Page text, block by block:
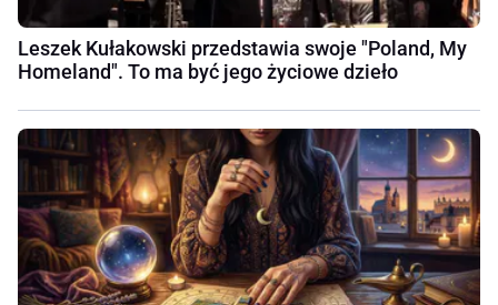
Leszek Kułakowski przedstawia swoje "Poland, My
Homeland". To ma być jego życiowe dzieło